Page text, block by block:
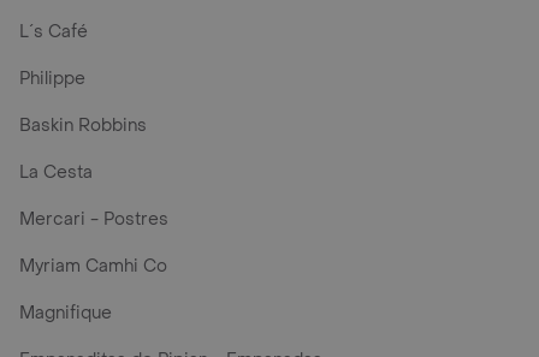
L´s Café
Philippe
Baskin Robbins
La Cesta
Mercari - Postres
Myriam Camhi Co
Magnifique